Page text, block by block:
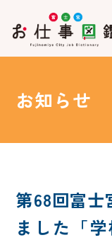
お知らせ
第68回富士
ました「